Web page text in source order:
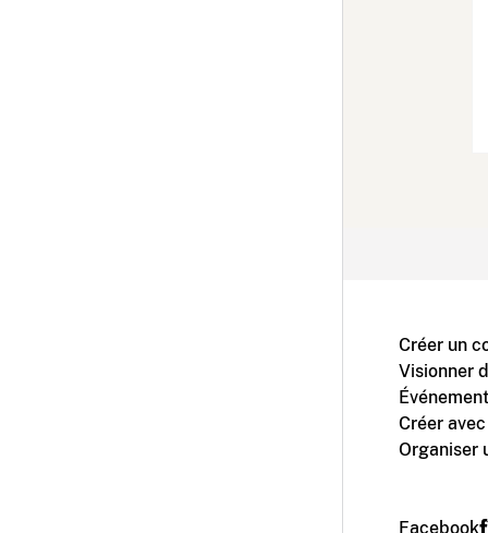
Créer un
Visionner
Créer
Organiser
Facebook